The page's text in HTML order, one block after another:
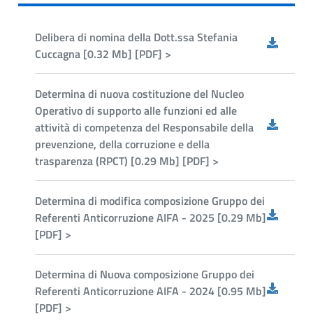
Delibera di nomina della Dott.ssa Stefania
Cuccagna [0.32 Mb] [PDF] >
Determina di nuova costituzione del Nucleo
Operativo di supporto alle funzioni ed alle
attività di competenza del Responsabile della
prevenzione, della corruzione e della
trasparenza (RPCT) [0.29 Mb] [PDF] >
Determina di modifica composizione Gruppo dei
Referenti Anticorruzione AIFA - 2025 [0.29 Mb]
[PDF] >
Determina di Nuova composizione Gruppo dei
Referenti Anticorruzione AIFA - 2024 [0.95 Mb]
[PDF] >